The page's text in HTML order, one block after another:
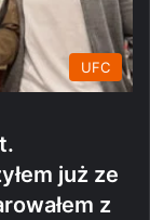
UFC
już ze
z